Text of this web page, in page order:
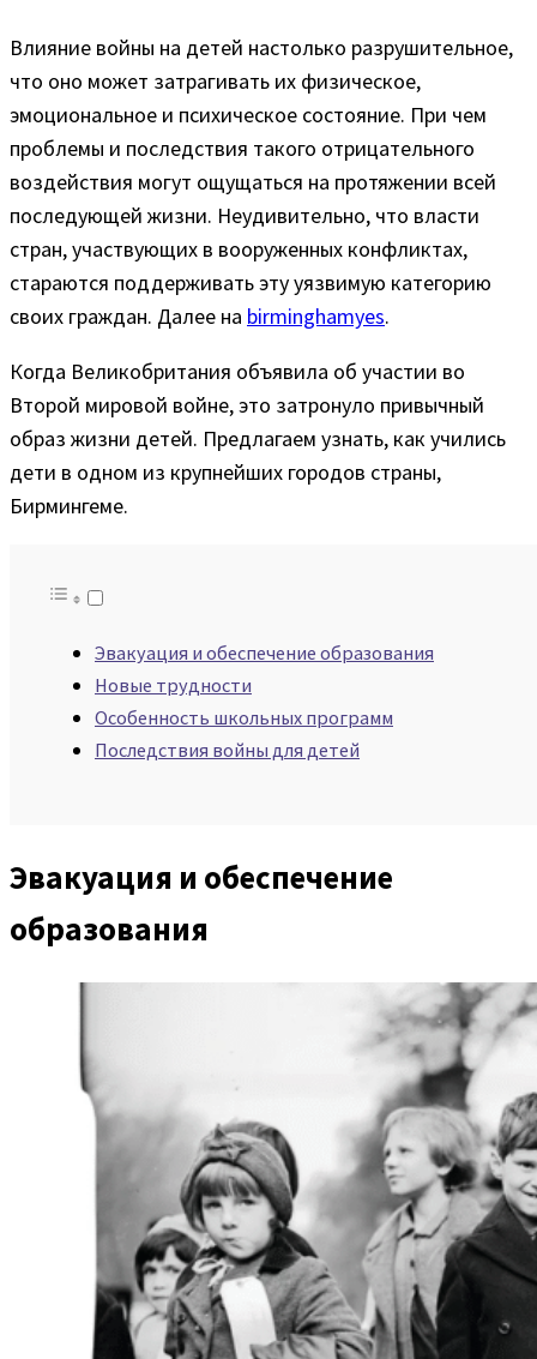
Влияние войны на детей настолько разрушительное,
что оно может затрагивать их физическое,
эмоциональное и психическое состояние. При чем
проблемы и последствия такого отрицательного
воздействия могут ощущаться на протяжении всей
последующей жизни. Неудивительно, что власти
стран, участвующих в вооруженных конфликтах,
стараются поддерживать эту уязвимую категорию
своих граждан. Далее на birminghamyes.
Когда Великобритания объявила об участии во
Второй мировой войне, это затронуло привычный
образ жизни детей. Предлагаем узнать, как учились
дети в одном из крупнейших городов страны,
Бирмингеме.
Эвакуация и обеспечение образования
Новые трудности
Особенность школьных программ
Последствия войны для детей
Эвакуация и обеспечение
образования